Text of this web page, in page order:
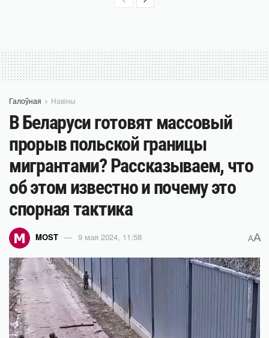
Галоўная Навіны
В Беларуси готовят массовый
прорыв польской границы
мигрантами? Рассказываем, что
об этом известно и почему это
спорная тактика
MOST 9 мая 2024, 11:58 AA